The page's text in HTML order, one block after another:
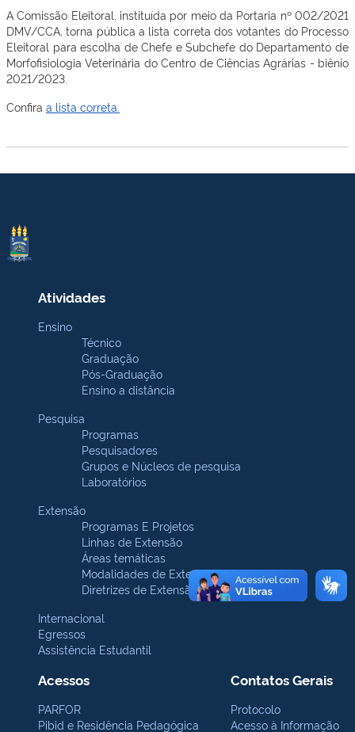
A Comissão Eleitoral, instituída por meio da Portaria nº 002/2021
DMV/CCA, torna pública a lista correta dos votantes do Processo
Eleitoral para escolha de Chefe e Subchefe do Departamento de
Morfofisiologia Veterinária do Centro de Ciências Agrárias - biênio
2021/2023.
Confira a lista correta.
Atividades
Ensino
Técnico
Graduação
Pós-Graduação
Ensino a distância
Pesquisa
Programas
Pesquisadores
Grupos e Núcleos de pesquisa
Laboratórios
Extensão
Programas E Projetos
Linhas de Extensão
Áreas temáticas
Modalidades de Extensão
Diretrizes de Extensão
Internacional
Egressos
Assistência Estudantil
Acessos
PARFOR
Pibid e Residência Pedagógica
Contatos Gerais
Protocolo
Acesso à Informação